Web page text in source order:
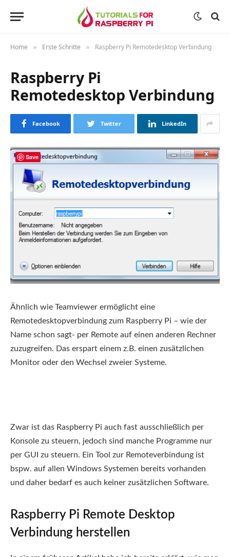
Home » Erste Schritte » Raspberry Pi Remotedesktop Verbindung
Raspberry Pi
Remotedesktop Verbindung
Facebook Twitter LinkedIn
Ähnlich wie Teamviewer ermöglicht eine
Remotedesktopverbindung zum Raspberry Pi – wie der
Name schon sagt- per Remote auf einen anderen Rechner
zuzugreifen. Das erspart einem z.B. einen zusätzlichen
Monitor oder den Wechsel zweier Systeme.
Zwar ist das Raspberry Pi auch fast ausschließlich per
Konsole zu steuern, jedoch sind manche Programme nur
per GUI zu steuern. Ein Tool zur Remoteverbindung ist
bspw. auf allen Windows Systemen bereits vorhanden
und daher bedarf es auch keiner zusätzlichen Software.
Raspberry Pi Remote Desktop
Verbindung herstellen
Save